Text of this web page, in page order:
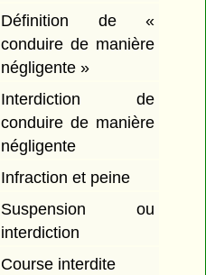
Définition de «
conduire de manière
négligente »
Interdiction de
conduire de manière
négligente
Infraction et peine
Suspension ou
interdiction
Course interdite